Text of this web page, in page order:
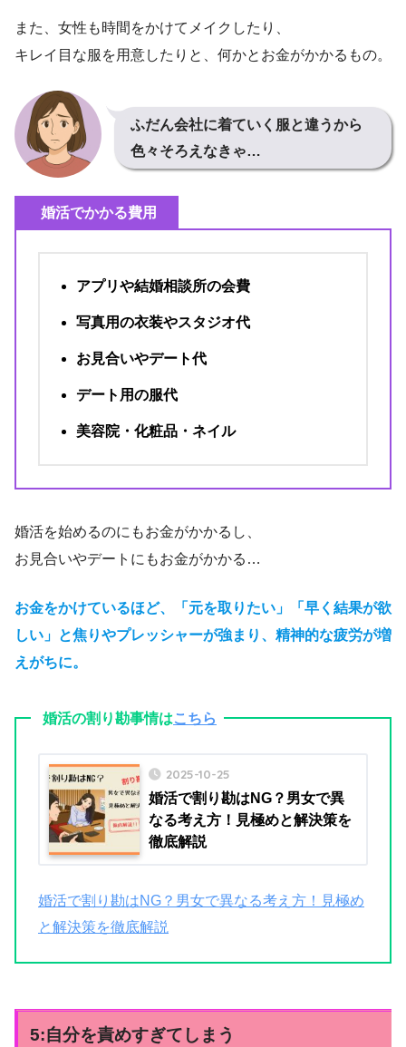
また、女性も時間をかけてメイクしたり、
キレイ目な服を用意したりと、何かとお金がかかるもの。
ふだん会社に着ていく服と違うから
色々そろえなきゃ…
婚活でかかる費用
アプリや結婚相談所の会費
写真用の衣装やスタジオ代
お見合いやデート代
デート用の服代
美容院・化粧品・ネイル
婚活を始めるのにもお金がかかるし、
お見合いやデートにもお金がかかる…
お金をかけているほど、「元を取りたい」「早く結果が欲
しい」と焦りやプレッシャーが強まり、精神的な疲労が増
えがちに。
婚活の割り勘事情はこちら
2025-10-25
婚活で割り勘はNG？男女で異
なる考え方！見極めと解決策を
徹底解説
婚活で割り勘はNG？男女で異なる考え方！見極め
と解決策を徹底解説
5:自分を責めすぎてしまう